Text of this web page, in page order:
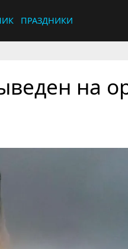
ПРАЗДНИКИ
на